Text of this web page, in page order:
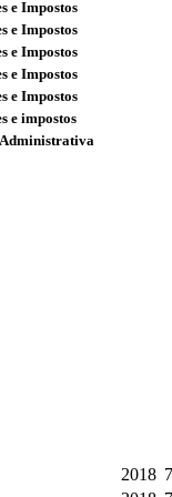
e Impostos
e Impostos
e Impostos
e Impostos
e Impostos
e impostos
2018